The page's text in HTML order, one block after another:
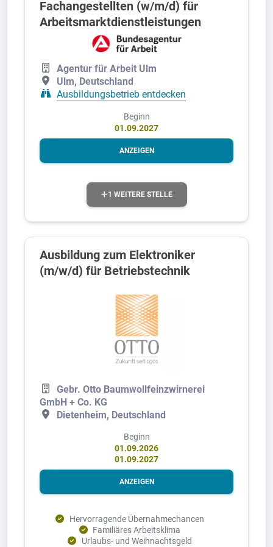
Fachangestellten (w/m/d) für
Arbeitsmarktdienstleistungen
Agentur für Arbeit Ulm
Ulm, Deutschland
Ausbildungsbetrieb entdecken
Beginn
01.09.2027
ANZEIGEN
1 WEITERE STELLE
Ausbildung zum Elektroniker
(m/w/d) für Betriebstechnik
Gebr. Otto Baumwollfeinzwirnerei
GmbH + Co. KG
Dietenheim, Deutschland
Beginn
01.09.2026
01.09.2027
ANZEIGEN
Hervorragende Übernahmechancen
Familiäres Arbeitsklima
Urlaubs- und Weihnachtsgeld